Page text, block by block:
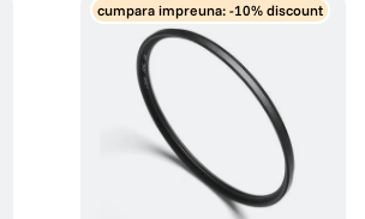
cumpara impreuna: -10% discount